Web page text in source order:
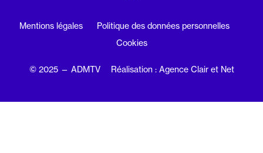
Mentions légales
Politique des données personnelles
Cookies
© 2025 — ADMTV Réalisation : Agence Clair et Net